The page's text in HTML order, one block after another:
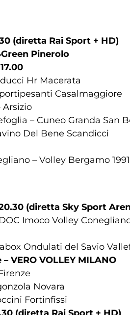
(diretta Rai Sport + HD)
Pinerolo
Hr Macerata
Casalmaggiore
Arsizio
– Cuneo Granda San
Del Bene Scandicci
– Volley Bergamo 1991
(diretta Sky Sport
Imoco Volley
Ondulati del Savio
VERO VOLLEY MILANO
Novara
Fortinfissi